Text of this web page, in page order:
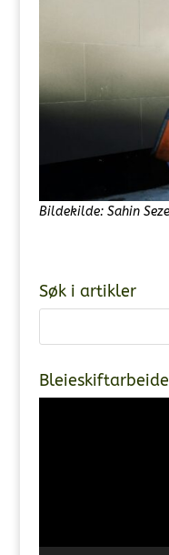
Bildekilde: Sahin
Søk i artikler